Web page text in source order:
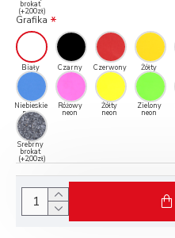
brokat
(+2,00zł)
Grafika
Biały Czarny Czerwony Żółty
Niebieskie
neon
Różowy
neon
Żółty
neon
Zielony
neon
Srebrny
brokat
(+2,00zł)